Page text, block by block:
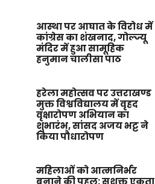
आस्था पर आघात के विरोध में
कांग्रेस का शंखनाद, गोल्ज्यू
मंदिर में हुआ सामूहिक
हनुमान चालीसा पाठ
हरेला महोत्सव पर उत्तराखण्ड
मुक्त विश्वविद्यालय में वृहद
वृक्षारोपण अभियान का
शुभारंभ, सांसद अजय भट्ट ने
किया पौधारोपण
महिलाओं को आत्मनिर्भर
बनाने की पहल: सशक्त एकता